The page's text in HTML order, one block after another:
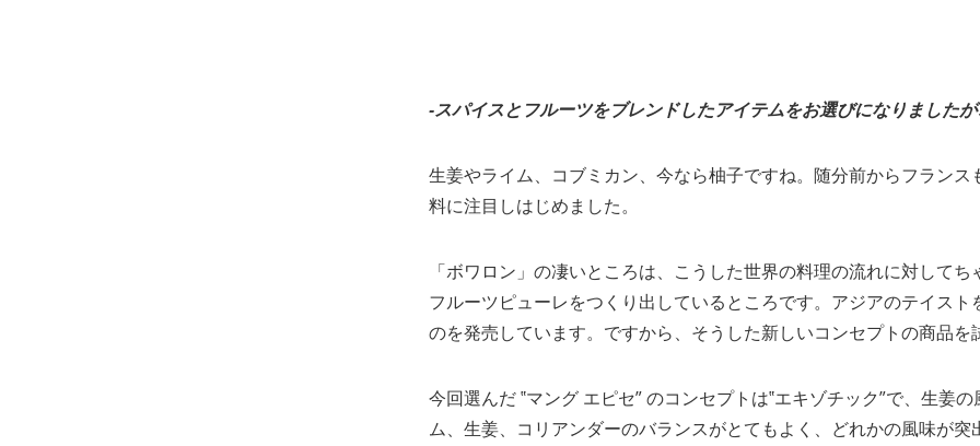
‐スパイスとフルーツをブレンドしたアイテムをお選びになりました
生姜やライム、コブミカン、今なら柚子ですね。随分前からフラン
料に注目しはじめました。
「ボワロン」の凄いところは、こうした世界の料理の流れに対して
フルーツピューレをつくり出しているところです。アジアのテイス
のを発売しています。ですから、そうした新しいコンセプトの商品
今回選んだ ‟マング エピセ” のコンセプトは‟エキゾチック”で、生姜
ム、生姜、コリアンダーのバランスがとてもよく、どれかの風味が